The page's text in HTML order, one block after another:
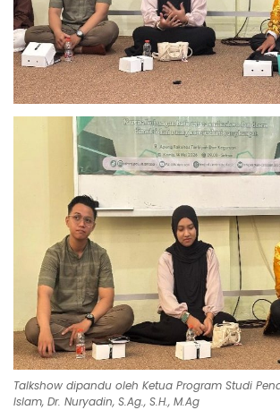
Talkshow dipandu oleh Ketua Program Studi
Islam, Dr. Nuryadin, S.Ag., S.H., M.Ag